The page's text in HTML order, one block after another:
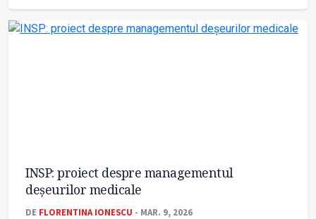
INSP: proiect despre managementul
deșeurilor medicale
DE FLORENTINA IONESCU - MAR. 9, 2026